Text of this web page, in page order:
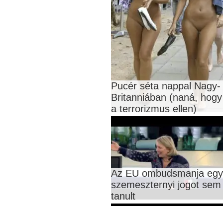
Pucér séta nappal Nagy-
Britanniában (naná, hogy
a terrorizmus ellen)
Az EU ombudsmanja egy
szemeszternyi jogot sem
tanult